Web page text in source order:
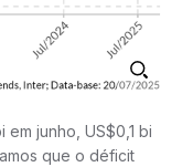
junho, US$0,1 bi
que o déficit